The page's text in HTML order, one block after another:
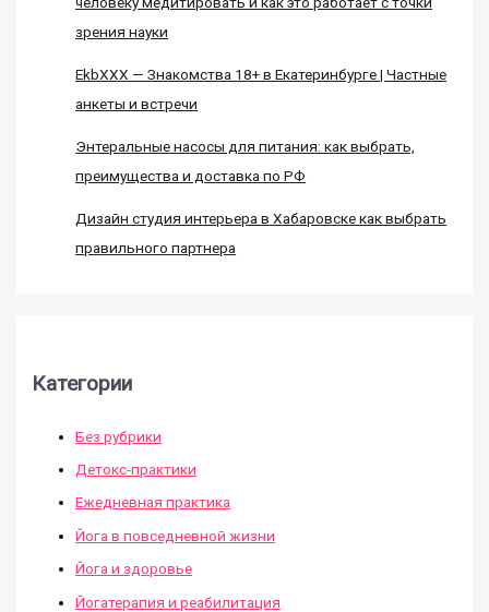
зрения науки
EkbXXX — Знакомства 18+ в Екатеринбурге | Частные
анкеты и встречи
Энтеральные насосы для питания: как выбрать,
преимущества и доставка по РФ
Дизайн студия интерьера в Хабаровске как выбрать
правильного партнера
Категории
Без рубрики
Детокс-практики
Ежедневная практика
Йога в повседневной жизни
Йога и здоровье
Йогатерапия и реабилитация